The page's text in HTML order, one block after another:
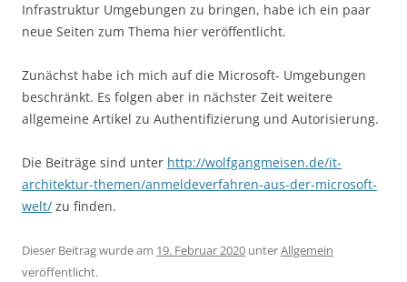
Infrastruktur Umgebungen zu bringen, habe ich ein paar
neue Seiten zum Thema hier veröffentlicht.
Zunächst habe ich mich auf die Microsoft- Umgebungen
beschränkt. Es folgen aber in nächster Zeit weitere
allgemeine Artikel zu Authentifizierung und Autorisierung.
Die Beiträge sind unter http://wolfgangmeisen.de/it-
architektur-themen/anmeldeverfahren-aus-der-microsoft-
welt/ zu finden.
Dieser Beitrag wurde am 19. Februar 2020 unterAllgemein
veröffentlicht.